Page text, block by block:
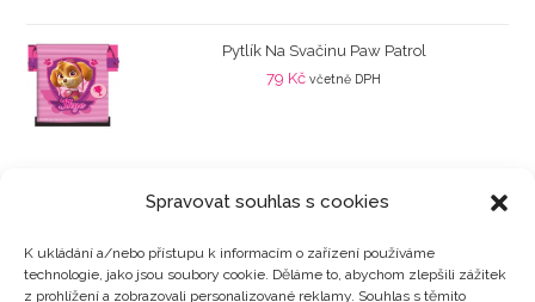
Spravovat souhlas s cookies
K ukládání a/nebo přístupu k informacím o zařízení používáme
technologie, jako jsou soubory cookie. Děláme to, abychom zlepšili zážitek
z prohlížení a zobrazovali personalizované reklamy. Souhlas s těmito
Pytlík Na Svačinu Paw Patrol
79 Kč včetně DPH
Kategorie produktů